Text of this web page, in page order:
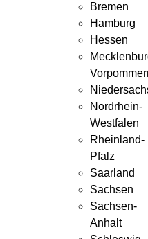
Bremen
Hamburg
Hessen
Nordrhein-
Westfalen
Rheinland-
Pfalz
Saarland
Sachsen
Sachsen-
Anhalt